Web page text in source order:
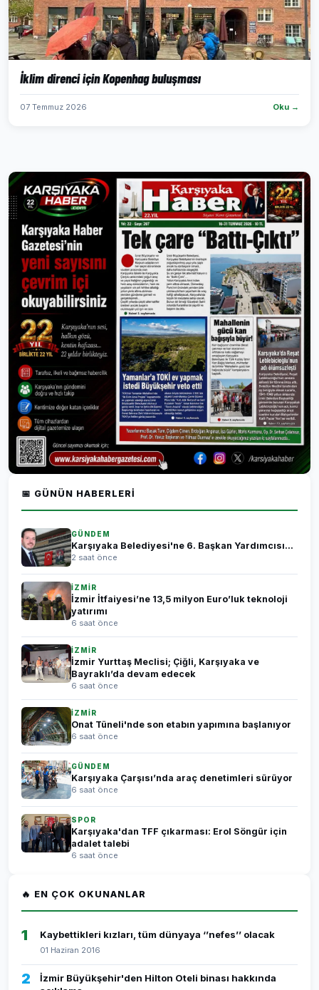
İklim direnci için Kopenhag buluşması
07 Temmuz 2026 Oku →
📅 GÜNÜN HABERLERI
GÜNDEM
Karşıyaka Belediyesi'ne 6. Başkan Yardımcısı...
2 saat önce
İZMİR
İzmir İtfaiyesi’ne 13,5 milyon Euro’luk teknoloji
yatırımı
6 saat önce
İZMİR
İzmir Yurttaş Meclisi; Çiğli, Karşıyaka ve
Bayraklı’da devam edecek
6 saat önce
İZMİR
Onat Tüneli'nde son etabın yapımına başlanıyor
6 saat önce
GÜNDEM
Karşıyaka Çarşısı’nda araç denetimleri sürüyor
6 saat önce
SPOR
Karşıyaka'dan TFF çıkarması: Erol Söngür için
adalet talebi
6 saat önce
🔥 EN ÇOK OKUNANLAR
1 Kaybettikleri kızları, tüm dünyaya ‘’nefes’’ olacak
01 Haziran 2016
2
İzmir Büyükşehir'den Hilton Oteli binası hakkında